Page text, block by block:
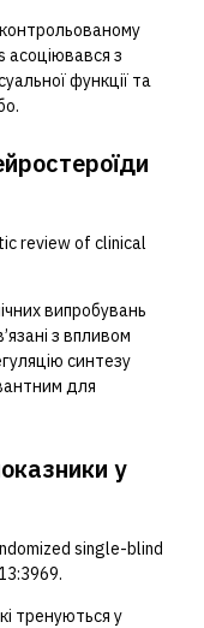
асоціювався з
функції та
review of clinical
випробувань
з впливом
синтезу
для
у
single-blind
тренуються у